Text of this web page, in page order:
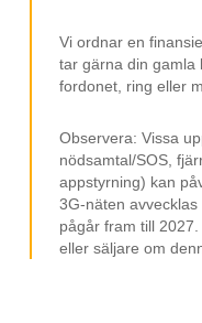
Digitalradio (DAB)
18" Fälgar
12V-uttag
USB-uttag
Sätesvärme
Elspeglar
Vi ordnar en
tar gärna din gamla
fordonet, ring eller
Observera: Vissa
nödsamtal/SOS,
appstyrning) kan
3G-näten
pågår fram till
eller säljare om